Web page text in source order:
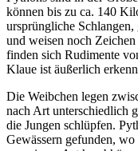
können bis zu ca. 140
ursprüngliche
und weisen noch
finden sich Rudimente
Klaue ist äußerlich
Die Weibchen legen
nach Art unterschiedlich
die Jungen schlüpfen.
Gewässern gefunden,